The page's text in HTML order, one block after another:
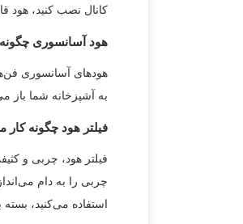
کانال نصب کنید، هود
هود آسانسوری
هودهای آسانسوری
به آشپزخانه شما باز
فیلتر هود چگونه کار
فیلتر هود، چربی و
استفاده می‌کنید،